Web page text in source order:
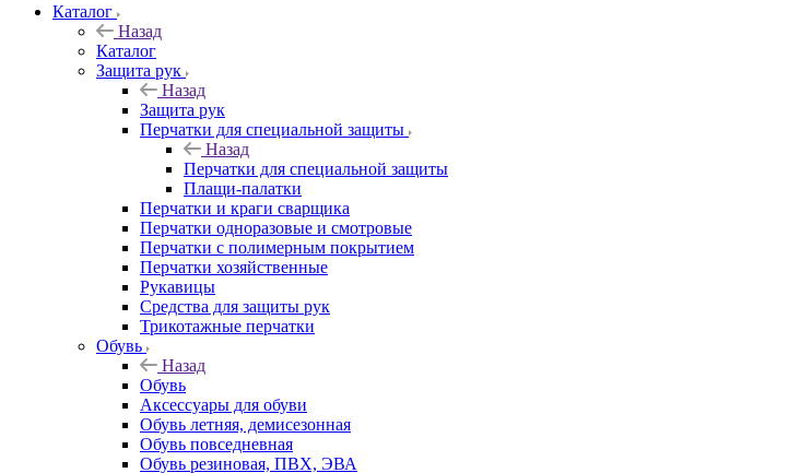
Каталог
Назад
Каталог
Защита рук
Назад
Защита рук
Перчатки для специальной защиты
Назад
Перчатки для специальной защиты
Плащи-палатки
Перчатки и краги сварщика
Перчатки одноразовые и смотровые
Перчатки с полимерным покрытием
Перчатки хозяйственные
Рукавицы
Средства для защиты рук
Трикотажные перчатки
Обувь
Назад
Обувь
Аксессуары для обуви
Обувь летняя, демисезонная
Обувь повседневная
Обувь резиновая, ПВХ, ЭВА